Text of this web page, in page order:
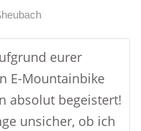
eurer
E-Mountainbike
absolut begeistert!
unsicher, ob ich